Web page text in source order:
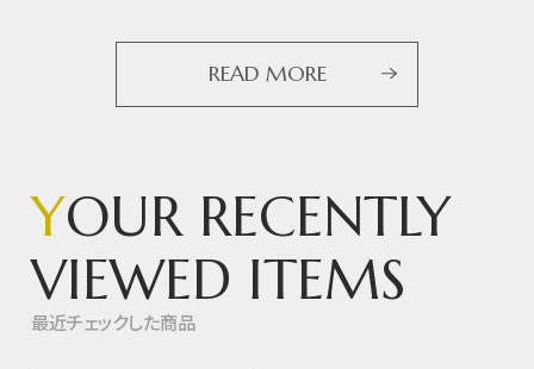
READ MORE
YOUR RECENTLY
VIEWED ITEMS
最近チェックした商品